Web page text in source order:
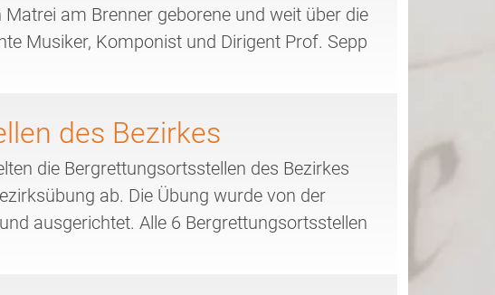
am Brenner geborene und weit über die
Musiker, Komponist und Dirigent Prof. Sepp
des Bezirkes
die Bergrettungsortsstellen des Bezirkes
ab. Die Übung wurde von der
ausgerichtet. Alle 6 Bergrettungsortsstellen